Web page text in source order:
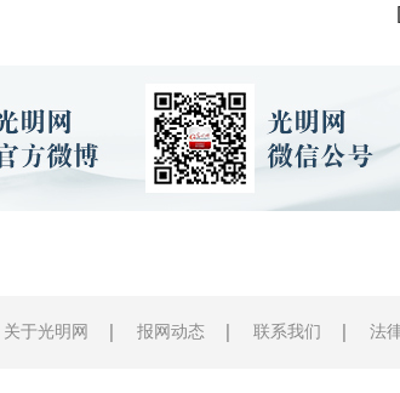
关于光明网 报网动态 联系我们 法